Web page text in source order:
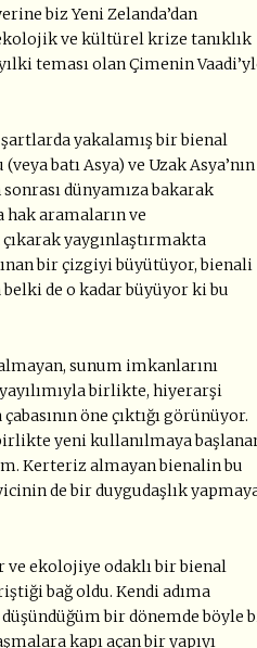
biz Yeni Zelanda’dan
ve kültürel krize tanıklık
teması olan Çimenin
yakalamış bir bienal
batı Asya) ve Uzak Asya’nın
dünyamıza bakarak
aramaların ve
yaygınlaştırmakta
bir çizgiyi büyütüyor, bienali
belki de o kadar büyüyor ki bu
sunum imkanlarını
birlikte, hiyerarşi
öne çıktığı görünüyor.
yeni kullanılmaya
Kerteriz almayan bienalin bu
de bir duygudaşlık
ekolojiye odaklı bir bienal
bağ oldu. Kendi adıma
bir dönemde böyle
kapı açan bir yapıyı